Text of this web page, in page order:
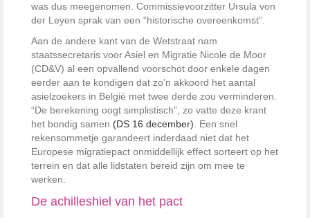
was dus meegenomen. Commissievoorzitter Ursula von
der Leyen sprak van een “historische overeenkomst”.
Aan de andere kant van de Wetstraat nam
staatssecretaris voor Asiel en Migratie Nicole de Moor
(CD&V) al een opvallend voorschot door enkele dagen
eerder aan te kondigen dat zo’n ­akkoord het aantal
asielzoekers in België met twee derde zou verminderen.
“De berekening oogt simplistisch”, zo vatte deze krant
het bondig samen (DS 16 december) . Een snel
rekensommetje garandeert inderdaad niet dat het
Europese migratiepact onmiddellijk effect sorteert op het
terrein en dat alle lidstaten bereid zijn om mee te
werken.
De achilleshiel van het pact